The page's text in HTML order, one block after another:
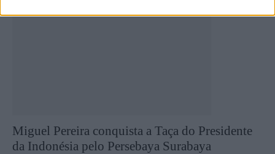
Miguel Pereira conquista a Taça do Presidente
da Indonésia pelo Persebaya Surabaya